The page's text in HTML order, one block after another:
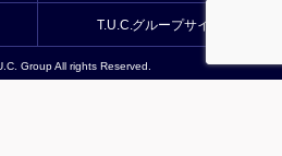
T.U.C.グループサイト
Group All rights Reserved.